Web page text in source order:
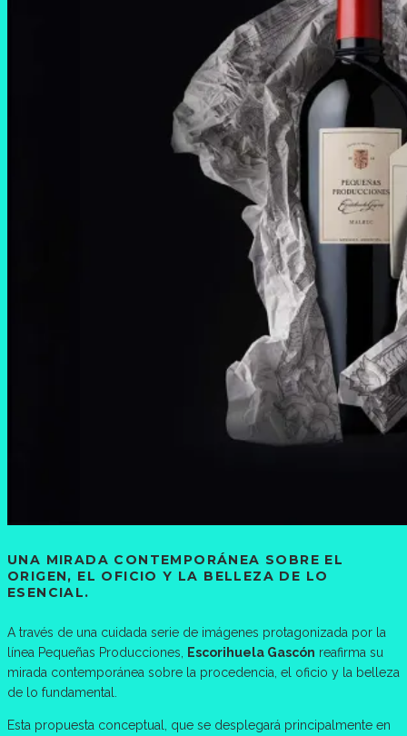
UNA MIRADA CONTEMPORÁNEA SOBRE EL
ORIGEN, EL OFICIO Y LA BELLEZA DE LO
ESENCIAL.
A través de una cuidada serie de imágenes protagonizada por la
línea Pequeñas Producciones, Escorihuela Gascón reafirma su
mirada contemporánea sobre la procedencia, el oficio y la belleza
de lo fundamental.
Esta propuesta conceptual, que se desplegará principalmente en